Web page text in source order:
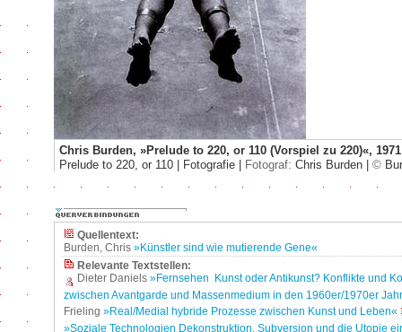
Chris Burden, »Prelude to 220, or 110 (Vorspiel zu 220)«, 1971
Prelude to 220, or 110 | Fotografie |
Fotograf: Chris Burden | ©
Quellentext:
Burden, Chris »Künstler sind wie mutierende Gene«
Relevante Textstellen:
Dieter Daniels »Fernsehen ­ Kunst oder Antikunst? Konflikte und
zwischen Avantgarde und Massenmedium in den 1960er/1970er
Frieling »Real/Medial hybride Prozesse zwischen Kunst und Leben«
»Soziale Technologien Dekonstruktion, Subversion und die Utopie